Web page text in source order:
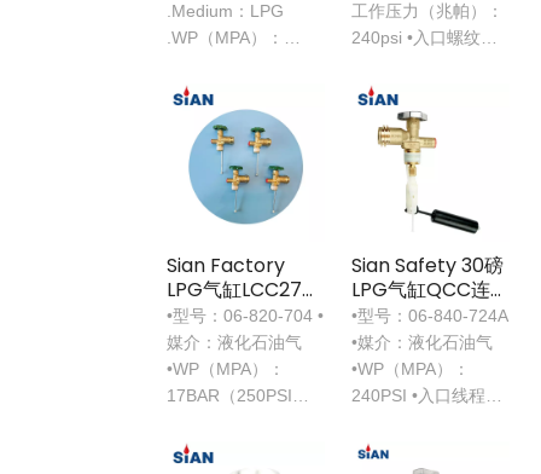
.Medium：LPG
.WP（MPA）：
.inlet线程：3/4-14
工作压力（兆帕）：
240psi •入口螺纹：
Sian Factory
LPG气缸LCC27
QCC SV6丙烷罐
阀
•型号：06-820-704 •
媒介：液化石油气
•WP（MPA）：
17BAR（250PSI） •
（375PSI）
Sian Safety 30磅
LPG气缸QCC连接
OPD油箱阀阀
•型号：06-840-724A
•媒介：液化石油气
•WP（MPA）：
240PSI •入口线程：